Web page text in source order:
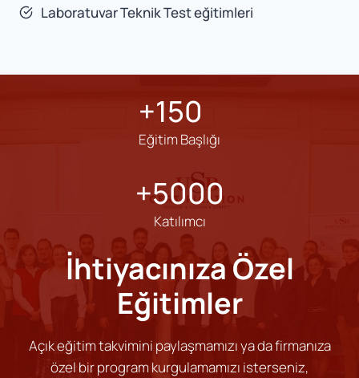
Laboratuvar Teknik Test eğitimleri
+150
+150
Eğitim Başlığı
+5000
+5000
Katılımcı
İhtiyacınıza Özel
Eğitimler
Açık eğitim takvimini paylaşmamızı ya da firmanıza
özel bir program kurgulamamızı isterseniz,